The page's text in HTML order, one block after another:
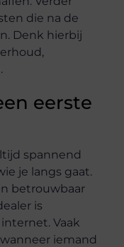
die na de
Denk hierbij
eerste
spannend
je langs gaat.
betrouwbaar
is
Vaak
iemand